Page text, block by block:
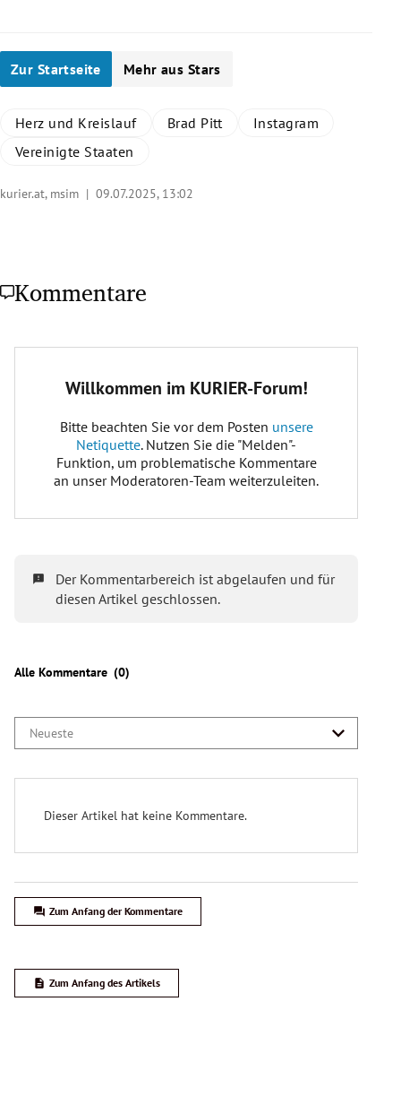
Zur Startseite Mehr aus Stars
Herz und Kreislauf Brad Pitt
Instagram
Vereinigte Staaten
kurier.at, msim | 09.07.2025, 13:02
Kommentare